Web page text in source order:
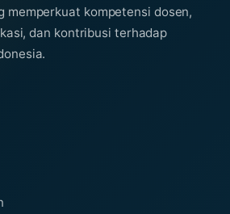
memperkuat kompetensi dosen,
dan kontribusi terhadap